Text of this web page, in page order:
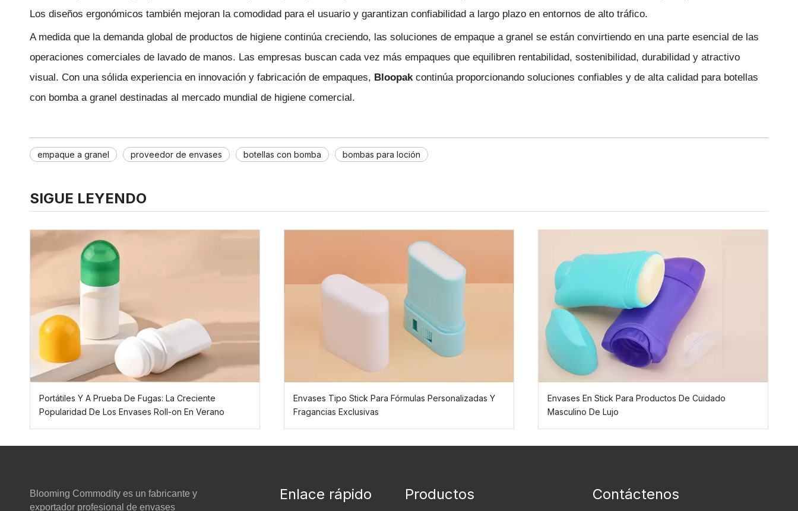
Los diseños ergonómicos también mejoran la comodidad para el usuario y garantizan confiabilidad a largo plazo en entornos de alto tráfico.
A medida que la demanda global de productos de higiene continúa creciendo, las soluciones de empaque a granel se están convirtiendo en una parte esencial de las
operaciones comerciales de lavado de manos. Las empresas buscan cada vez más empaques que equilibren rentabilidad, sostenibilidad, durabilidad y atractivo
visual. Con una sólida experiencia en innovación y fabricación de empaques, Bloopak continúa proporcionando soluciones confiables y de alta calidad para botellas
con bomba a granel destinadas al mercado mundial de higiene comercial.
empaque a granel proveedor de envases botellas con bomba bombas para loción
SIGUE LEYENDO
Portátiles Y A Prueba De Fugas: La Creciente
Popularidad De Los Envases Roll-on En Verano
Envases Tipo Stick Para Fórmulas Personalizadas Y
Fragancias Exclusivas
Envases En Stick Para Productos De Cuidado
Masculino De Lujo
Blooming Commodity es un fabricante y
exportador profesional de envases
Enlace rápido Productos Contáctenos